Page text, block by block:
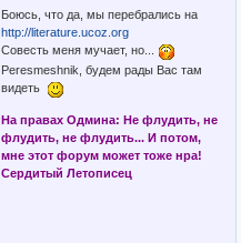
Боюсь, что да, мы перебрались на
http://literature.ucoz.org
Совесть меня мучает, но...
Peresmeshnik, будем рады Вас там
видеть
На правах Одмина: Не флудить, не
флудить, не флудить... И потом,
мне этот форум может тоже нра!
Сердитый Летописец